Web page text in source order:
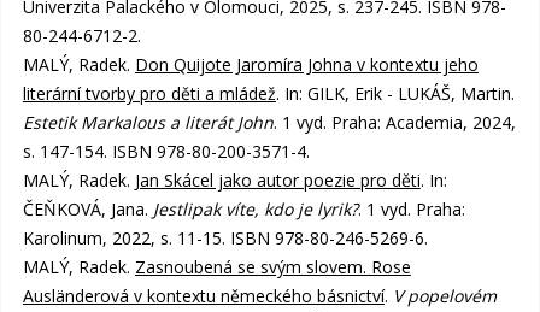
Univerzita Palackého v Olomouci, 2025, s. 237-245. ISBN 978-
80-244-6712-2.
MALÝ, Radek. Don Quijote Jaromíra Johna v kontextu jeho
literární tvorby pro děti a mládež. In: GILK, Erik - LUKÁŠ, Martin.
Estetik Markalous a literát John. 1 vyd. Praha: Academia, 2024,
s. 147-154. ISBN 978-80-200-3571-4.
MALÝ, Radek. Jan Skácel jako autor poezie pro děti. In:
ČEŇKOVÁ, Jana. Jestlipak víte, kdo je lyrik?. 1 vyd. Praha:
Karolinum, 2022, s. 11-15. ISBN 978-80-246-5269-6.
MALÝ, Radek. Zasnoubená se svým slovem. Rose
Ausländerová v kontextu německého básnictví. V popelovém